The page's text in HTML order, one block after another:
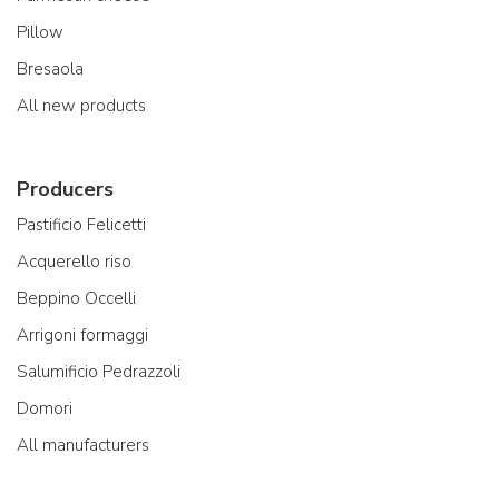
Pillow
Bresaola
All new products
Producers
Pastificio Felicetti
Acquerello riso
Beppino Occelli
Arrigoni formaggi
Salumificio Pedrazzoli
Domori
All manufacturers